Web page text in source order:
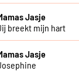
Jasje
breekt mijn hart
Jasje